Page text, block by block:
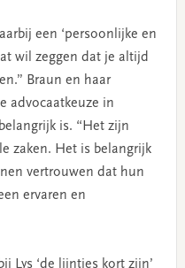
een ‘persoonlijke en
wil zeggen dat je altijd
Braun en haar
advocaatkeuze in
is. “Het zijn
zaken. Het is belangrijk
vertrouwen dat hun
ervaren en
Lys ‘de lijntjes kort zijn’